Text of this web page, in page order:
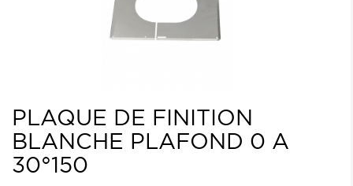
PLAQUE DE FINITION
BLANCHE PLAFOND 0 A
30°150